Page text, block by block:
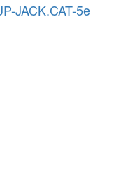
JACK.CAT-5e